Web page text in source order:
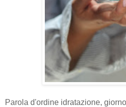
Parola d'ordine idratazione,